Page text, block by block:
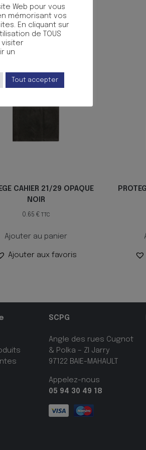
CAHIER 21/29 OPAQUE
NOIR
0.65 € TTC
Ajouter au panier
Ajouter aux favoris
SCPG
Angle des rues Cugnot
& Polka – ZI Jarry
97122 BAIE-MAHAULT
Appelez-nous
05 94 30 49 18
Web pour vous
mémorisant vos
En cliquant sur
de TOUS
visiter
un
Tout accepter